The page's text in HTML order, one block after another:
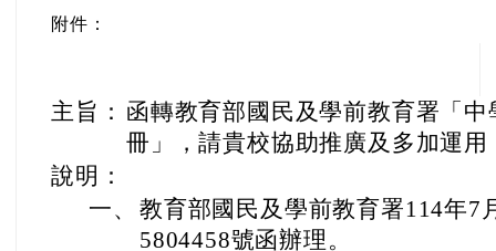
附件：
主旨： 函轉教育部國民及學前教育署「
冊」，請貴校協助推廣及多加運用
說明：
一、 教育部國民及學前教育署114年7
5804458號函辦理。